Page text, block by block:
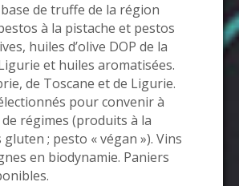
de truffe de la région
à la pistache et pestos
huiles d’olive DOP de la
et huiles aromatisées.
de Toscane et de Ligurie.
pour convenir à
régimes (produits à la
; pesto « végan »). Vins
en biodynamie. Paniers